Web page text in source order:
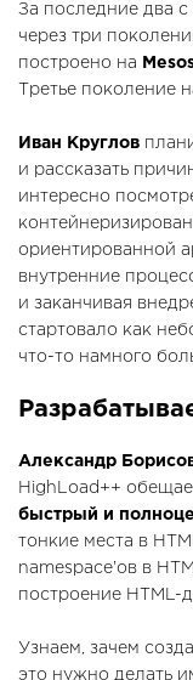
За последние два
через три
построено на
Третье поколение
Иван Круглов
и рассказать
интересно
ориентированной
внутренние
и заканчивая
стартовало как
что-то намного
Александр
HighLoad++
быстрый и
тонкие места в
namespace’ов в
построение HTML-
Узнаем, зачем
это нужно делать